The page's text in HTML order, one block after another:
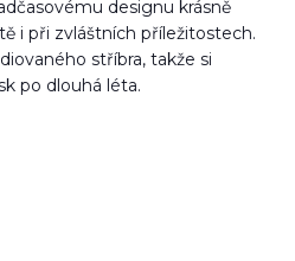
designu krásně
i při zvláštních příležitostech.
stříbra, takže si
po dlouhá léta.